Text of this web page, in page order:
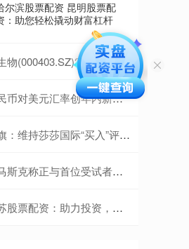
尔滨股票配资 昆明股票配
：助您轻松撬动财富杠杆
度每10股派1.999297元 股权登记日为6月27日
率创年内新低，逼近7.3后怎么走？
际“买入”评级 目标价下调至1.49港元
首位受试者讨论第二代脑机芯片
资：助力投资，提升收益